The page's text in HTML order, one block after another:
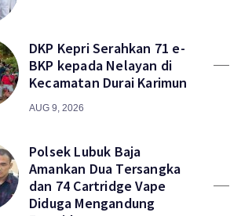
DKP Kepri Serahkan 71 e-
BKP kepada Nelayan di
Kecamatan Durai Karimun
AUG 9, 2026
Polsek Lubuk Baja
Amankan Dua Tersangka
dan 74 Cartridge Vape
Diduga Mengandung